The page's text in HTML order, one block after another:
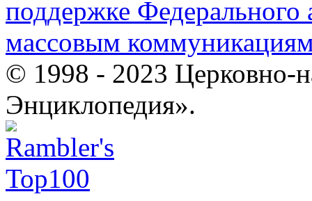
поддержке Федерального
массовым
© 1998 - 2023 Церковно-
Энциклопедия».